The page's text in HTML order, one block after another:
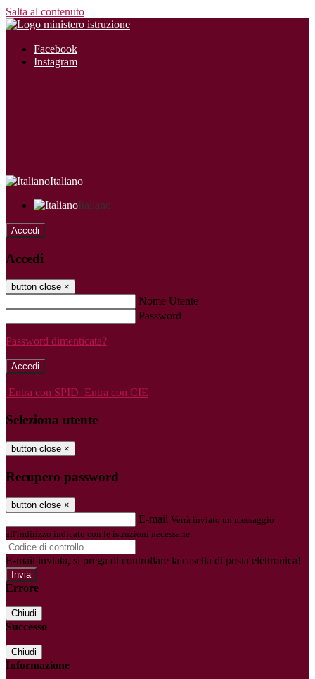
Salta al contenuto
Facebook
Instagram
Italiano
Italiano
Accedi
Accedi
button close ×
Nome Utente
Password
Password dimenticata?
-
Entra con SPID Entra con CIE
Seleziona utente
button close ×
Recupero password
button close ×
E-mail Verrà inviato un messaggio
all'indirizzo indicato con le istruzioni necessarie.
E-mail inviata, si prega di controllare la casella di posta elettronica!
Errore
Chiudi
Successo
Chiudi
Informazione